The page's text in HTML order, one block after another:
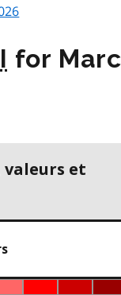
for
valeurs et